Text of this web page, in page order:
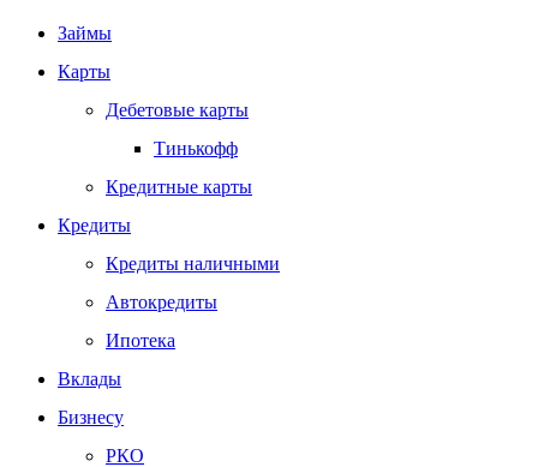
Займы
Карты
Дебетовые карты
Тинькофф
Кредитные карты
Кредиты
Кредиты наличными
Автокредиты
Ипотека
Вклады
Бизнесу
РКО